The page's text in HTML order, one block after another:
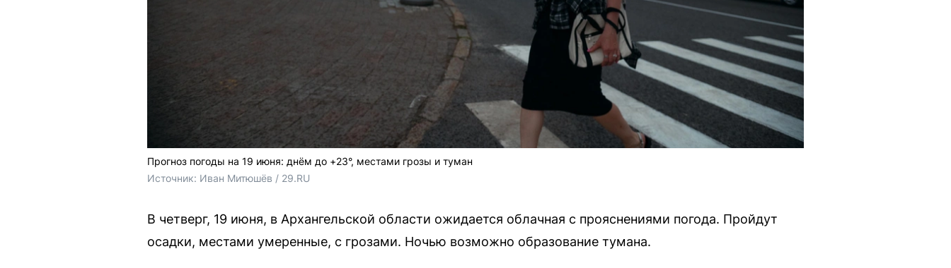
Прогноз погоды на 19 июня: днём до +23°, местами грозы и туман
Источник: Иван Митюшёв / 29.RU
В четверг, 19 июня, в Архангельской области ожидается облачная с прояснениями погода. Пройдут
осадки, местами умеренные, с грозами. Ночью возможно образование тумана.